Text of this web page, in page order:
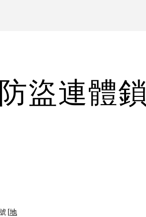
盜連體鎖
[
地